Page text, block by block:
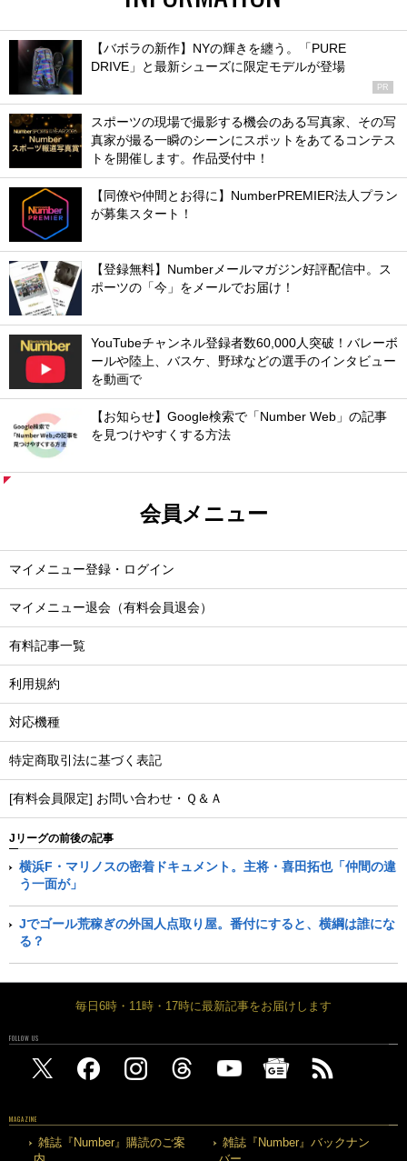
【バボラの新作】NYの輝きを纏う。「PURE
DRIVE」と最新シューズに限定モデルが登場
PR
スポーツの現場で撮影する機会のある写真家、その写
真家が撮る一瞬のシーンにスポットをあてるコンテス
トを開催します。作品受付中！
【同僚や仲間とお得に】NumberPREMIER法人プラン
が募集スタート！
【登録無料】Numberメールマガジン好評配信中。ス
ポーツの「今」をメールでお届け！
YouTubeチャンネル登録者数60,000人突破！バレーボ
ールや陸上、バスケ、野球などの選手のインタビュー
を動画で
【お知らせ】Google検索で「Number Web」の記事
を見つけやすくする方法
会員メニュー
マイメニュー登録・ログイン
マイメニュー退会（有料会員退会）
有料記事一覧
利用規約
対応機種
特定商取引法に基づく表記
[有料会員限定] お問い合わせ・Ｑ＆Ａ
Jリーグの前後の記事
横浜F・マリノスの密着ドキュメント。主将・喜田拓也「仲間の違
う一面が」
Jでゴール荒稼ぎの外国人点取り屋。番付にすると、横綱は誰にな
る？
毎日6時・11時・17時に最新記事をお届けします
FOLLOW US
MAGAZINE
雑誌『Number』購読のご案
雑誌『Number』バックナン